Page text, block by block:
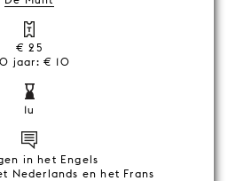
€ 25
jaar: € 10
1u
in het Engels
Nederlands en het Frans